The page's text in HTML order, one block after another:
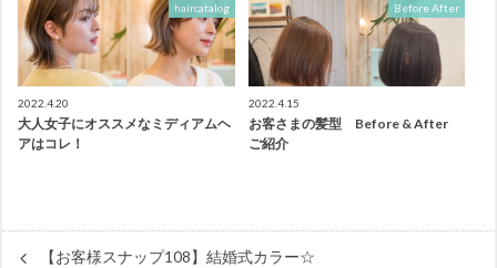
haircatalog
2022.4.20
大人女子にオススメなミディアムヘ
アはコレ！
Before After
2022.4.15
お客さまの髪型 Before & After
ご紹介
【お客様スナップ108】結婚式カラー☆